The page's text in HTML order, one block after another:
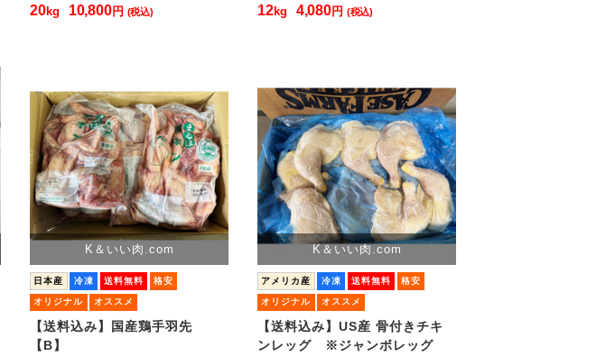
20kg 10,800円 (税込) 12kg 4,080円 (税込)
K＆いい肉.com
日本産 冷凍 送料無料 格安
オリジナル オススメ
【送料込み】国産鶏手羽先
【B】
K＆いい肉.com
アメリカ産 冷凍 送料無料 格安
オリジナル オススメ
【送料込み】US産 骨付きチキ
ンレッグ ※ジャンボレッグ